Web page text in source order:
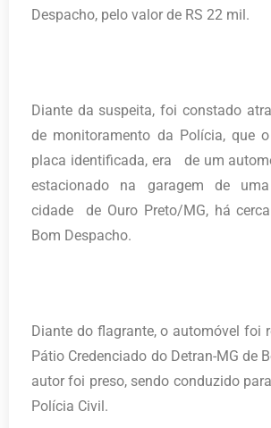
Despacho, pelo valor de RS 22 mil.
Diante da suspeita, foi constado
de monitoramento da Polícia, que
placa identificada, era de um
estacionado na garagem de
cidade de Ouro Preto/MG, há
Bom Despacho.
Diante do flagrante, o automóvel foi
Pátio Credenciado do Detran-MG de
autor foi preso, sendo conduzido
Polícia Civil.